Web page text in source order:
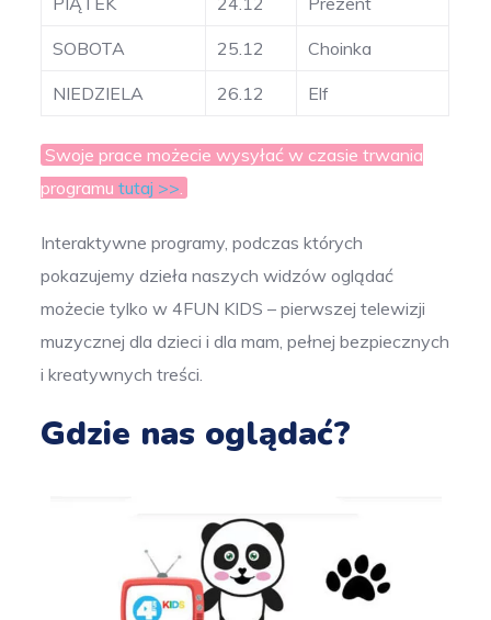
SOBOTA 25.12 Choinka
NIEDZIELA 26.12 Elf
Swoje prace możecie wysyłać w czasie trwania
programututaj >>.
Interaktywne programy, podczas których
pokazujemy dzieła naszych widzów oglądać
możecie tylko w 4FUN KIDS – pierwszej telewizji
muzycznej dla dzieci i dla mam, pełnej bezpiecznych
i kreatywnych treści.
Gdzie nas oglądać?